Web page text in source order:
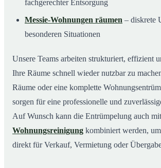
fachgerechter Entsorgung
Messie-Wohnungen räumen – diskrete
besonderen Situationen
Unsere Teams arbeiten strukturiert, effizient
Ihre Räume schnell wieder nutzbar zu
Räume oder eine komplette
sorgen für eine professionelle und
Auf Wunsch kann die Entrümpelung auch
Wohnungsreinigung kombiniert werden,
direkt für Verkauf, Vermietung oder